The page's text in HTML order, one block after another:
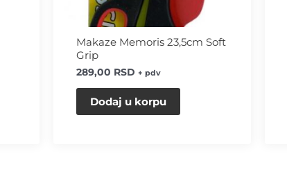
Makaze Memoris 23,5cm Soft
Grip
289,00 RSD + pdv
Dodaj u korpu